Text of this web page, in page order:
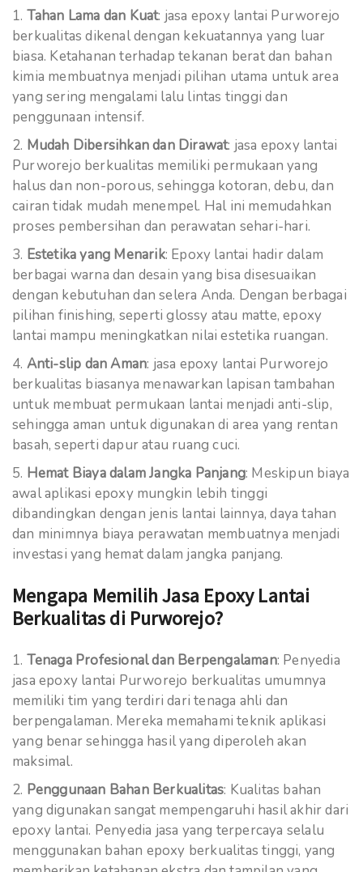
Tahan Lama dan Kuat: jasa epoxy lantai Purworejo
berkualitas dikenal dengan kekuatannya yang luar
biasa. Ketahanan terhadap tekanan berat dan bahan
kimia membuatnya menjadi pilihan utama untuk area
yang sering mengalami lalu lintas tinggi dan
penggunaan intensif.
Mudah Dibersihkan dan Dirawat: jasa epoxy lantai
Purworejo berkualitas memiliki permukaan yang
halus dan non-porous, sehingga kotoran, debu, dan
cairan tidak mudah menempel. Hal ini memudahkan
proses pembersihan dan perawatan sehari-hari.
Estetika yang Menarik: Epoxy lantai hadir dalam
berbagai warna dan desain yang bisa disesuaikan
dengan kebutuhan dan selera Anda. Dengan berbagai
pilihan finishing, seperti glossy atau matte, epoxy
lantai mampu meningkatkan nilai estetika ruangan.
Anti-slip dan Aman: jasa epoxy lantai Purworejo
berkualitas biasanya menawarkan lapisan tambahan
untuk membuat permukaan lantai menjadi anti-slip,
sehingga aman untuk digunakan di area yang rentan
basah, seperti dapur atau ruang cuci.
Hemat Biaya dalam Jangka Panjang: Meskipun biaya
awal aplikasi epoxy mungkin lebih tinggi
dibandingkan dengan jenis lantai lainnya, daya tahan
dan minimnya biaya perawatan membuatnya menjadi
investasi yang hemat dalam jangka panjang.
Mengapa Memilih Jasa Epoxy Lantai
Berkualitas di Purworejo?
Tenaga Profesional dan Berpengalaman: Penyedia
jasa epoxy lantai Purworejo berkualitas umumnya
memiliki tim yang terdiri dari tenaga ahli dan
berpengalaman. Mereka memahami teknik aplikasi
yang benar sehingga hasil yang diperoleh akan
maksimal.
Penggunaan Bahan Berkualitas: Kualitas bahan
yang digunakan sangat mempengaruhi hasil akhir dari
epoxy lantai. Penyedia jasa yang terpercaya selalu
menggunakan bahan epoxy berkualitas tinggi, yang